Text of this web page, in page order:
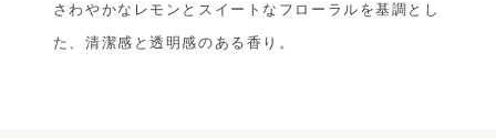
さわやかなレモンとスイートなフローラルを基調とし
た、清潔感と透明感のある香り。